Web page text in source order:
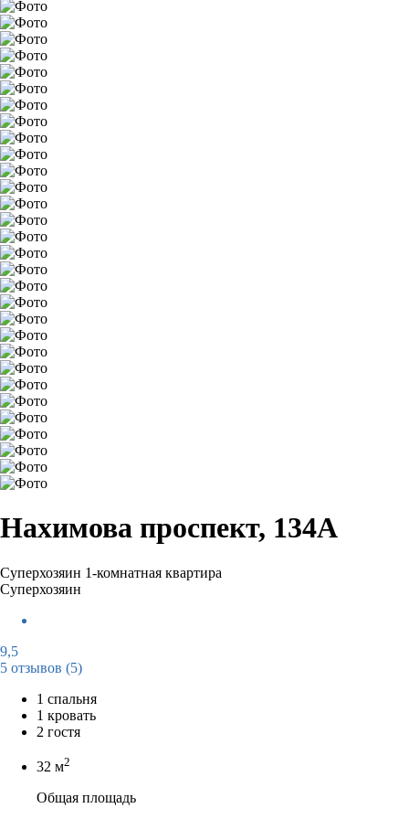
Нахимова проспект, 134А
Суперхозяин 1-комнатная квартира
Суперхозяин
9,5
5 отзывов (5)
1 спальня
1 кровать
2 гостя
32 м2
Общая площадь